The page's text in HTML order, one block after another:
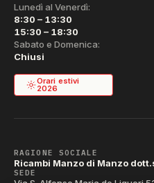
Lunedì al Venerdì:
8:30 – 13:30
15:30 – 18:30
Sabato e Domenica:
Chiusi
Orari estivi
2026
RAGIONE SOCIALE
Ricambi Manzo di Manzo
SEDE